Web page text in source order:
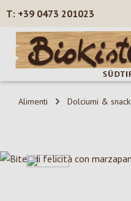
Passa al contenuto principale
+39 0473 201023
Alimenti Dolciumi & snack
Salta la galleria di immagini